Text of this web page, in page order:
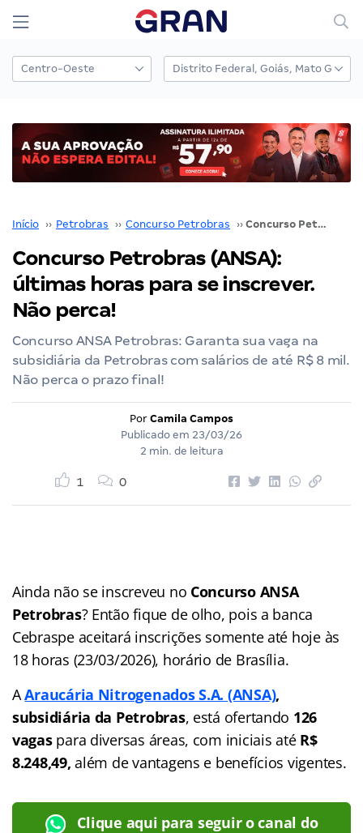
Início ›› Petrobras ›› Concurso Petrobras ›› Concurso Petrobras (ANSA): últimas horas para se inscrever. Não perca!
Concurso Petrobras (ANSA):
últimas horas para se inscrever.
Não perca!
Concurso ANSA Petrobras: Garanta sua vaga na
subsidiária da Petrobras com salários de até R$ 8 mil.
Não perca o prazo final!
Por Camila Campos
Publicado em 23/03/26
2 min. de leitura
1 0
Ainda não se inscreveu no Concurso ANSA
Petrobras? Então fique de olho, pois a banca
Cebraspe aceitará inscrições somente até hoje às
18 horas (23/03/2026), horário de Brasília.
AAraucária Nitrogenados S.A. (ANSA),
subsidiária da Petrobras, está ofertando 126
vagaspara diversas áreas, com iniciais até R$
8.248,49, além de vantagens e benefícios vigentes.
Clique aqui para seguir o canal do